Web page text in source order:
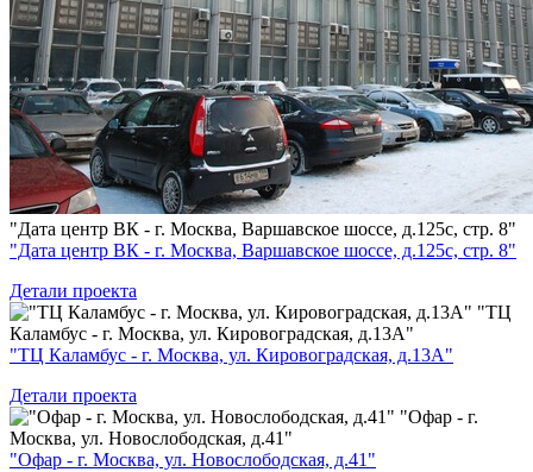
"Дата центр ВК - г. Москва, Варшавское шоссе, д.125с, стр. 8"
"Дата центр ВК - г. Москва, Варшавское шоссе, д.125с, стр. 8"
Детали проекта
"ТЦ
Каламбус - г. Москва, ул. Кировоградская, д.13А"
"ТЦ Каламбус - г. Москва, ул. Кировоградская, д.13А"
Детали проекта
"Офар - г.
Москва, ул. Новослободская, д.41"
"Офар - г. Москва, ул. Новослободская, д.41"